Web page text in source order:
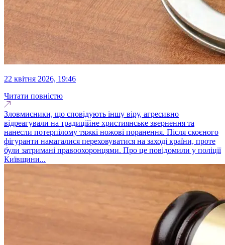
22 квітня 2026, 19:46
Читати повністю
Зловмисники, що сповідують іншу віру, агресивно
відреагували на традиційне християнське звернення та
нанесли потерпілому тяжкі ножові поранення. Після скоєного
фігуранти намагалися переховуватися на заході країни, проте
були затримані правоохоронцями. Про це повідомили у поліції
Київщини...